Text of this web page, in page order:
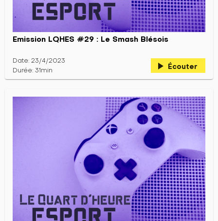
Emission LQHES #29 : Le Smash Blésois
Date: 23/4/2023
Durée: 31min
play_arrow Écouter